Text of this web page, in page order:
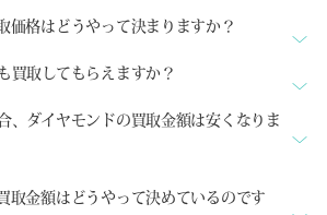
価格はどうやって決まりますか？
買取してもらえますか？
、ダイヤモンドの買取金額は安くなりま
取金額はどうやって決めているのです